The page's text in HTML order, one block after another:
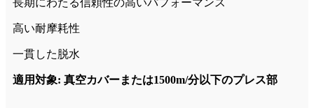
長期にわたる信頼性の高いパフォーマンス
高い耐摩耗性
一貫した脱水
適用対象: 真空カバーまたは1500m/分以下のプレス部